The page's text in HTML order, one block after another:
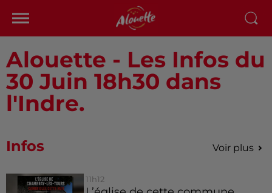
Alouette - Les Infos du
30 Juin 18h30 dans
l'Indre.
Infos Voir plus
11h12